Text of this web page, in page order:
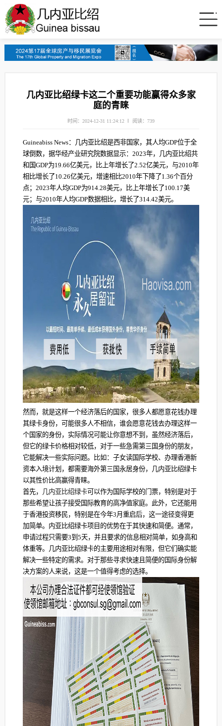
几内亚比绍绿卡这二个重要功能赢得众多家
庭的青睐
时间：2024-12-31 11:24:12 阅读：739
Guineabiss News：几内亚比绍是西非国家，其人均GDP位于全
球倒数，据华经产业研究院数据显示：2023年，几内亚比绍共
和国GDP为19.66亿美元，比上年增长了2.52亿美元，与2010年
相比增长了10.26亿美元，增速相比2010年下降了1.36个百分
点；2023年人均GDP为914.28美元，比上年增长了100.17美
元；与2010年人均GDP数据相比，增长了314.42美元。
然而，就是这样一个经济落后的国家，很多人都愿意花钱办理
其绿卡身份，可能很多人不相信，谁会愿意花钱去办理这样一
个国家的身份，实际情况可能让你意想不到，虽然经济落后，
但它的绿卡价格相对较低，对于一些急需第三国身份的朋友，
它能解决一些实际问题。比如：子女读国际学校、办理香港新
资本入境计划，都需要海外第三国永居身份，几内亚比绍绿卡
以其性价比高赢得青睐。
首先，
几内亚比绍绿卡可以作为国际学校的门票，特别是对于
那些希望让孩子接受国际教育的高净值家庭。此外，它还能用
于香港投资移民，特别是在今年3月重启后，这一途径变得更
加简单。内亚比绍绿卡项目的优势在于其快速和简便。通常，
申请过程只需要3到5天，并且要求的信息相对简单，如身高和
体重等。几内亚比绍绿卡的主要用途相对有限，但它们确实能
解决一些特定的需求。对于那些寻求快速且简便的国际身份解
决方案的人来说，这是一个值得考虑的选择。